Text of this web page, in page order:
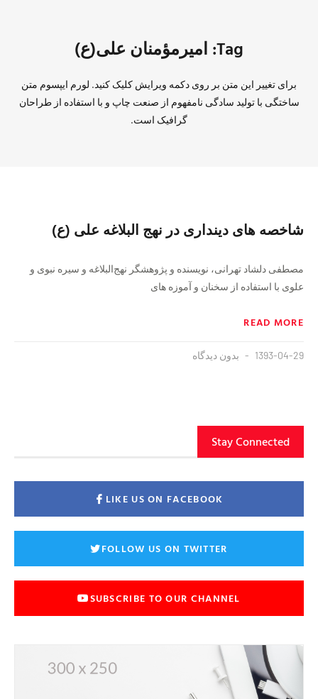
Tag: امیرمؤمنان علی(ع)
برای تغییر این متن بر روی دکمه ویرایش کلیک کنید. لورم ایپسوم متن
ساختگی با تولید سادگی نامفهوم از صنعت چاپ و با استفاده از طراحان
گرافیک است.
شاخصه های دینداری در نهج البلاغه علی (ع)
مصطفی دلشاد تهرانی، نویسنده و پژوهشگر نهج‌البلاغه و سیره نبوی و
علوی با استفاده از سخنان و آموزه های
READ MORE
1393-04-29 بدون دیدگاه
Stay Connected
LIKE US ON FACEBOOK
FOLLOW US ON TWITTER
SUBSCRIBE TO OUR CHANNEL